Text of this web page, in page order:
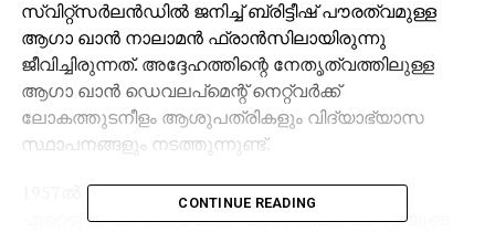
സ്വിറ്റ്‌സര്‍ലന്‍ഡില്‍ ജനിച്ച് ബ്രിട്ടീഷ് പൗരത്വമുള്ള
ആഗാ ഖാന്‍ നാലാമന്‍ ഫ്രാന്‍സിലായിരുന്നു
ജീവിച്ചിരുന്നത്. അദ്ദേഹത്തിന്റെ നേതൃത്വത്തിലുള്ള
ആഗാ ഖാന്‍ ഡെവലപ്‌മെന്റ് നെറ്റ്‌വര്‍ക്ക്
ലോകത്തുടനീളം ആശുപത്രികളും വിദ്യാഭ്യാസ
സ്ഥാപനങ്ങളും നടത്തുന്നുണ്ട്.
1957ല്‍ ഇരുപതാം വയസിലാണ് നേതൃസ്ഥാനം
ഏറ്റെടുത്തത്. ആഗാ ഖാന്‍ ഫൗണ്ടേഷന്‍ ചാരിറ്റിയുടെ
CONTINUE READING